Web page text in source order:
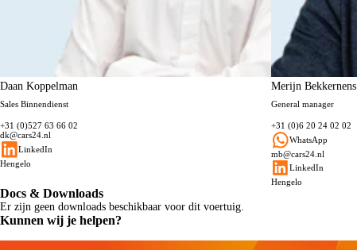
Daan Koppelman
Sales Binnendienst
+31 (0)527 63 66 02
dk@cars24.nl
LinkedIn
Hengelo
Merijn Bekkernens
General manager
+31 (0)6 20 24 02 02
WhatsApp
mb@cars24.nl
LinkedIn
Hengelo
Docs & Downloads
Er zijn geen downloads beschikbaar voor dit voertuig.
Kunnen wij je helpen?